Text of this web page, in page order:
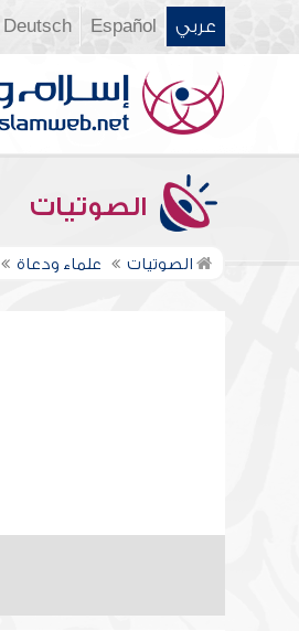
عربي Español
Deutsch
الصوتيات
الصوتيات علماء ودعاة